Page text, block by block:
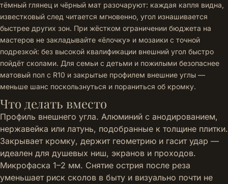
тёмный глянец и чёрный мат разочаруют: каждая капля видна,
известковый след читается мгновенно, угол изнашивается
быстрее других зон. При жёстком ограничении бюджета на
мастеров не закладывайте «ёлочку» и мозаики с точной
подрезкой: без высокой квалификации внешний угол быстро
пойдёт сколами. Для семьи с детьми и пожилыми безопаснее
матовый пол с R10 и закрытые профилем внешние углы —
меньше шанс поскользнуться и пораниться об кромку.
Что делать вместо
Профиль внешнего угла. Алюминий с анодированием,
нержавейка или латунь, подобранные к толщине плитки.
Закрывает кромку, держит геометрию и гасит удар —
идеален для душевых ниш, экранов и проходов.
Микрофаска 1–2 мм. Снятие острия после реза
уменьшает риск сколов в быту и визуально почти не